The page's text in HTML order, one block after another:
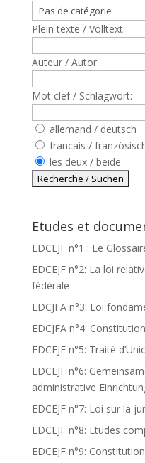
Plein texte / Volltext:
Auteur / Autor:
Mot clef / Schlagwort:
allemand / deutsch
francais /
les deux / beide
Etudes et
EDCEJF n°1 : Le
EDCEJF n°2: La loi
fédérale
EDCJFA n°3: Loi
EDCJFA n°4:
EDCEJF n°5: Traité
EDCEJF n°6:
administrative
EDCEJF n°7: Loi sur la
EDCEJF n°8: Etudes
EDCEJF n°9: